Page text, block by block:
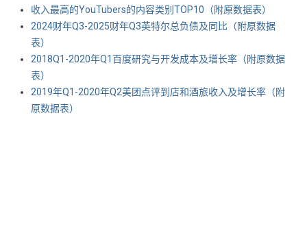
收入最高的YouTubers的内容类别TOP10（附原数据表） ​​​​
2024财年Q3-2025财年Q3英特尔总负债及同比（附原数据
表） ​​​
2018Q1-2020年Q1百度研究与开发成本及增长率（附原数据
表） ​​​​
2019年Q1-2020年Q2美团点评到店和酒旅收入及增长率（附
原数据表） ​​​​